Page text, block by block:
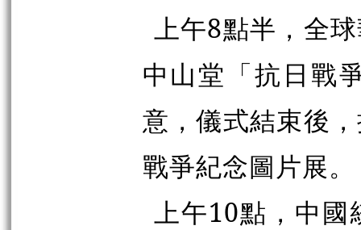
上午8點半，全
中山堂「抗日戰
意，儀式結束後
戰爭紀念圖片展。
上午10點，中國